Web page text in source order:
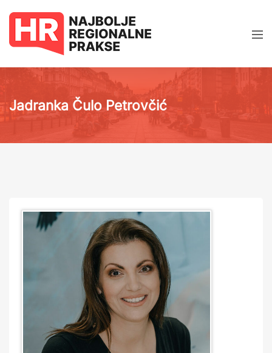
Jadranka Čulo Petrovčić